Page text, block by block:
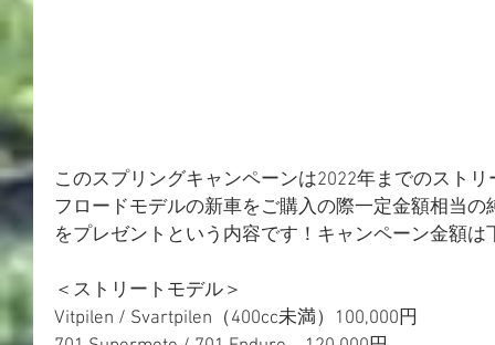
このスプリングキャンペーンは2022年までのスト
フロードモデルの新車をご購入の際一定金額相当
をプレゼントという内容です！キャンペーン金額は
＜ストリートモデル＞
Vitpilen / Svartpilen（400cc未満）100,000円